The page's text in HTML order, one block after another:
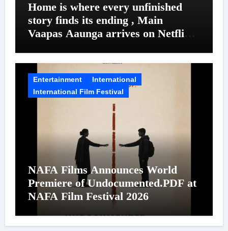
Home is where every unfinished
story finds its ending , Main
Vaapas Aaunga arrives on Netflix
Entertainment
International
International Film Festival
NAFA Films Announces World
Premiere of Undocumented.PDF at
NAFA Film Festival 2026